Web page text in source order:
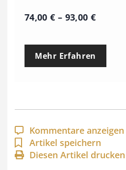
74,00€ – 93,00 €P
e
p
a
n
n
Mehr Erfahren
Kommentare anzeigen
Artikel speichern
Diesen Artikel drucken